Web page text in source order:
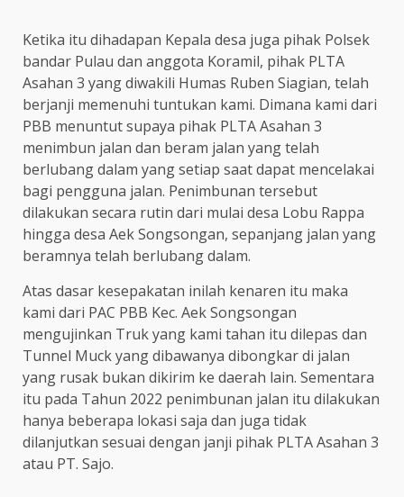
Ketika itu dihadapan Kepala desa juga pihak Polsek
bandar Pulau dan anggota Koramil, pihak PLTA
Asahan 3 yang diwakili Humas Ruben Siagian, telah
berjanji memenuhi tuntukan kami. Dimana kami dari
PBB menuntut supaya pihak PLTA Asahan 3
menimbun jalan dan beram jalan yang telah
berlubang dalam yang setiap saat dapat mencelakai
bagi pengguna jalan. Penimbunan tersebut
dilakukan secara rutin dari mulai desa Lobu Rappa
hingga desa Aek Songsongan, sepanjang jalan yang
beramnya telah berlubang dalam.
Atas dasar kesepakatan inilah kenaren itu maka
kami dari PAC PBB Kec. Aek Songsongan
mengujinkan Truk yang kami tahan itu dilepas dan
Tunnel Muck yang dibawanya dibongkar di jalan
yang rusak bukan dikirim ke daerah lain. Sementara
itu pada Tahun 2022 penimbunan jalan itu dilakukan
hanya beberapa lokasi saja dan juga tidak
dilanjutkan sesuai dengan janji pihak PLTA Asahan 3
atau PT. Sajo.